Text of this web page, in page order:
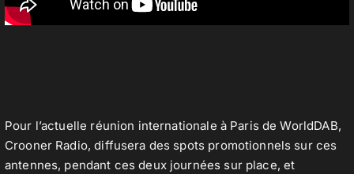
Pour l’actuelle réunion internationale à Paris de WorldDAB,
Crooner Radio, diffusera des spots promotionnels sur ces
antennes, pendant ces deux journées sur place, et